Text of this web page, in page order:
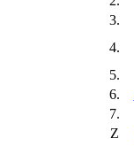
3.
4.
5.
6.
7.
Z